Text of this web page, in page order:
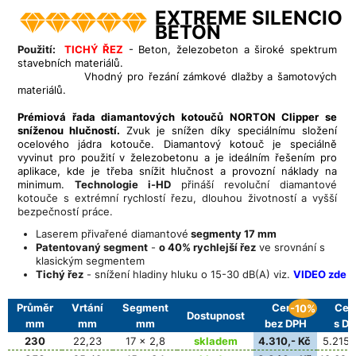
EXTREME SILENCIO
BETON
Použití:TICHÝ ŘEZ - Beton, železobeton a široké spektrum
stavebních materiálů.
Vhodný pro řezání zámkové dlažby a šamotových
materiálů.
Prémiová řada diamantových kotoučů NORTON Clipper se
sníženou hlučností. Zvuk je snížen díky speciálnímu složení
ocelového jádra kotouče. Diamantový kotouč je speciálně
vyvinut pro použití v železobetonu a je ideálním řešením pro
aplikace, kde je třeba snížit hlučnost a provozní náklady na
minimum.
Technologie i-HD přináší revoluční diamantové
kotouče s extrémní rychlostí řezu, dlouhou životností a vyšší
bezpečností práce.
Laserem přivařené diamantové segmenty 17 mm
Patentovaný segment - o 40% rychlejší řez ve srovnání s
klasickým segmentem
Tichý řez - snížení hladiny hluku o 15-30 dB(A) viz. VIDEO zde
Průměr
mm
Vrtání
mm
Segment
mm
Dostupnost
Cena
bez DPH
-10%
s
230
22,23 17 x 2,8 skladem 4.310,- Kč